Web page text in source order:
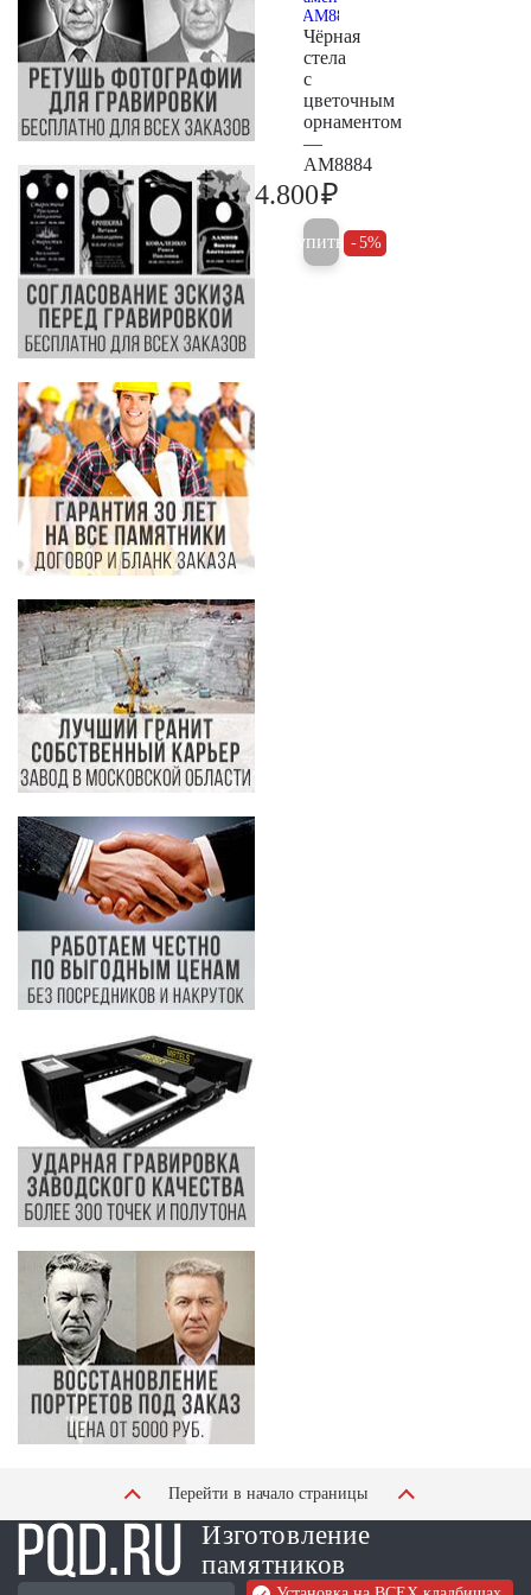
Чёрная
стела
с
цветочным
орнаментом
—
AM8884
4.800₽
Купить 5%
Перейти в начало страницы
Изготовление
памятников